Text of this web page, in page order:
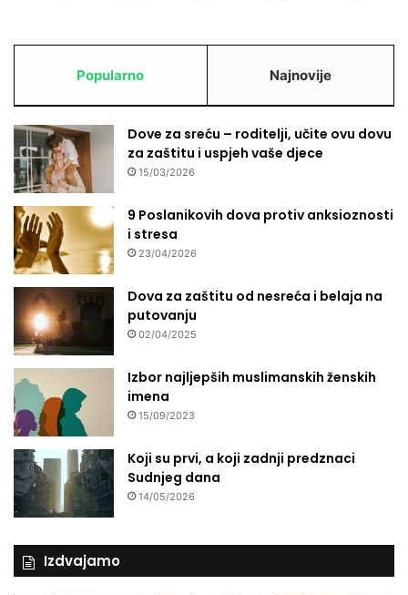
Popularno Najnovije
Dove za sreću – roditelji, učite ovu dovu
za zaštitu i uspjeh vaše djece
15/03/2026
9 Poslanikovih dova protiv anksioznosti
i stresa
23/04/2026
Dova za zaštitu od nesreća i belaja na
putovanju
02/04/2025
Izbor najljepših muslimanskih ženskih
imena
15/09/2023
Koji su prvi, a koji zadnji predznaci
Sudnjeg dana
14/05/2026
Izdvajamo